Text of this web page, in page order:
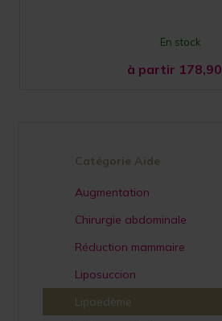
En stock
à partir 178,90
Catégorie Aide
Augmentation
Chirurgie abdominale
Réduction mammaire
Liposuccion
Lipoedème